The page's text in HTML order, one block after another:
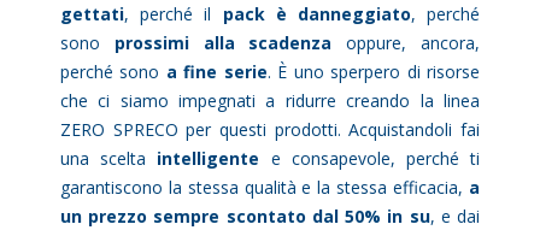
gettati, perché il pack è danneggiato, perché
sono prossimi alla scadenza oppure, ancora,
perché sono a fine serie. È uno sperpero di risorse
che ci siamo impegnati a ridurre creando la linea
ZERO SPRECO per questi prodotti. Acquistandoli fai
una scelta intelligente e consapevole, perché ti
garantiscono la stessa qualità e la stessa efficacia, a
un prezzo sempre scontato dal 50% in su, e dai